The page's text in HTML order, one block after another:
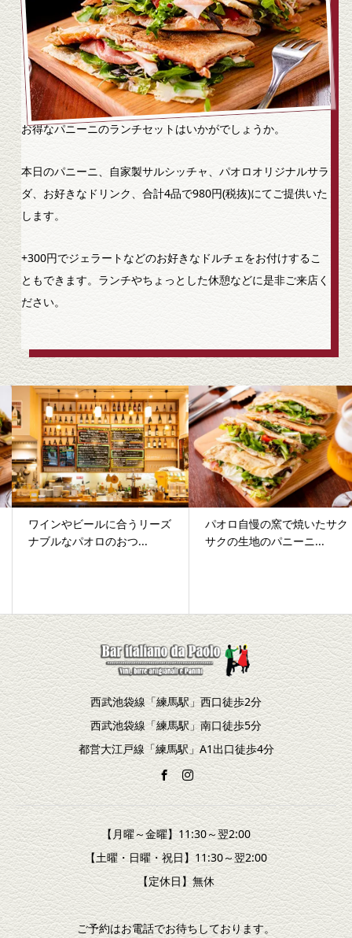
お得なパニーニのランチセットはいかがでしょうか。
本日のパニーニ、自家製サルシッチャ、パオロオリジナルサラ
ダ、お好きなドリンク、合計4品で980円(税抜)にてご提供いた
します。
+300円でジェラートなどのお好きなドルチェをお付けするこ
ともできます。ランチやちょっとした休憩などに是非ご来店く
ださい。
ワインやビールに合うリーズ
ナブルなパオロのおつ...
パオロ自慢の窯で焼いたサク
サクの生地のパニーニ...
西武池袋線「練馬駅」西口徒歩2分
西武池袋線「練馬駅」南口徒歩5分
都営大江戸線「練馬駅」A1出口徒歩4分
【月曜～金曜】11:30～翌2:00
【土曜・日曜・祝日】11:30～翌2:00
【定休日】無休
ご予約はお電話でお待ちしております。